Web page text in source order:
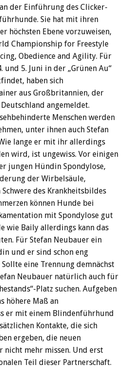
der Einführung des Clicker-
Sie hat mit ihren
höchsten Ebene vorzuweisen,
Championship for Freestyle
Obedience and Agility. Für
und 5. Juni in der „Grünen Au“
haben sich
aus Großbritannien, der
angemeldet.
Menschen werden
unter ihnen auch Stefan
lange er mit ihr allerdings
wird, ist ungewiss. Vor einigen
jungen Hündin Spondylose,
der Wirbelsäule,
des Krankheitsbildes
können Hunde bei
mit Spondylose gut
wie Baily allerdings kann das
Für Stefan Neubauer ein
und er sind schon eng
Sollte eine Trennung demnächst
Neubauer natürlich auch für
Platz suchen. Aufgeben
höhere Maß an
er mit einem Blindenführhund
Kontakte, die sich
ergeben, die neuen
nicht mehr missen. Und erst
Teil dieser Partnerschaft.